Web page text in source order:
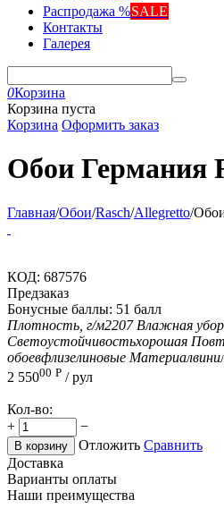
Распродажа %SALE
Контакты
Галерея
0Корзина
Корзина пуста
Корзина Оформить заказ
Обои Германия
Главная/Обои/Rasch/Allegretto/
КОД: 687576
Предзаказ
Бонусные баллы: 51 балл
Плотность, г/м2207 Влажная
Светоустойчивостьхорошая
обоевфлизелиновые Материал
2 55000 Р / рул
Кол-во:
+
−
В корзину Отложить Сравнить
Доставка
Варианты оплаты
Наши преимущества